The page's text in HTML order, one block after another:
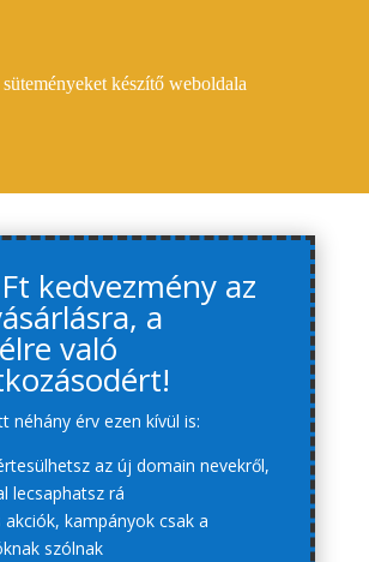
készítő weboldala
kedvezmény az
a
való
néhány érv ezen kívül is:
az új domain nevekről,
lecsaphatsz rá
akciók, kampányok csak a
szólnak